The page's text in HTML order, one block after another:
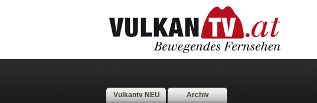
Vulkantv NEU Archiv